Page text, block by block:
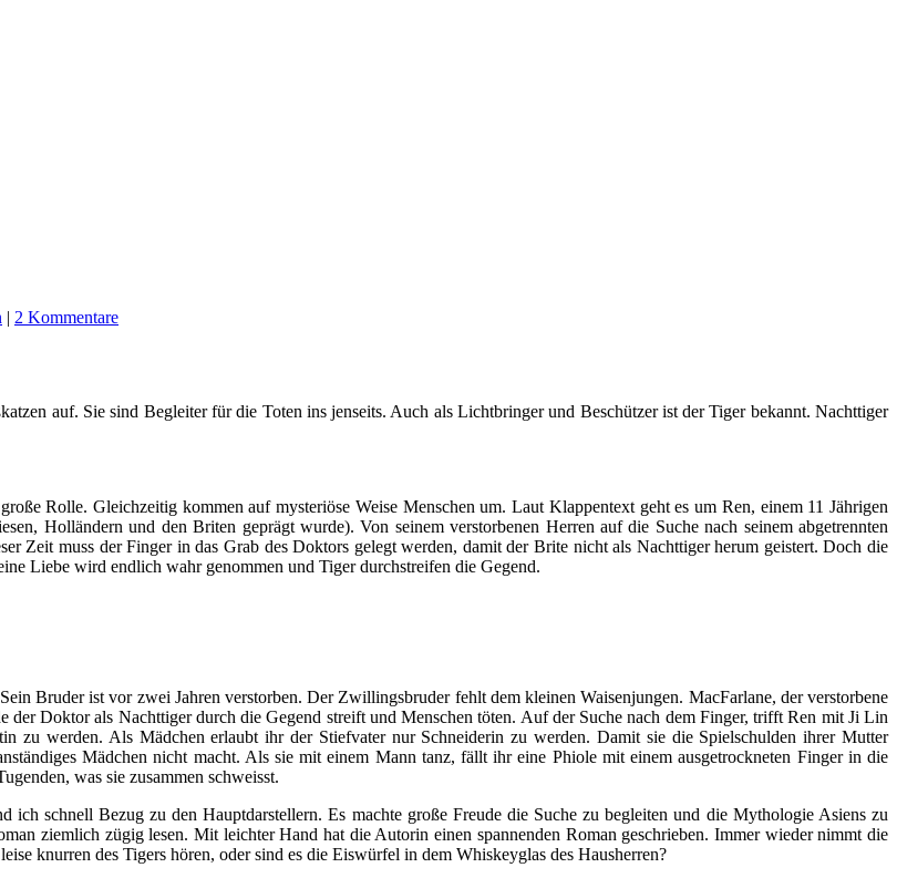
| 2 Kommentare
auf. Sie sind Begleiter für die Toten ins jenseits. Auch als Lichtbringer und Beschützer ist der Tiger bekannt. Nachttiger
Rolle. Gleichzeitig kommen auf mysteriöse Weise Menschen um. Laut Klappentext geht es um Ren, einem 11 Jährigen
Holländern und den Briten geprägt wurde). Von seinem verstorbenen Herren auf die Suche nach seinem abgetrennten
Zeit muss der Finger in das Grab des Doktors gelegt werden, damit der Brite nicht als Nachttiger herum geistert. Doch die
Liebe wird endlich wahr genommen und Tiger durchstreifen die Gegend.
Bruder ist vor zwei Jahren verstorben. Der Zwillingsbruder fehlt dem kleinen Waisenjungen. MacFarlane, der verstorbene
der Doktor als Nachttiger durch die Gegend streift und Menschen töten. Auf der Suche nach dem Finger, trifft Ren mit Ji Lin
zu werden. Als Mädchen erlaubt ihr der Stiefvater nur Schneiderin zu werden. Damit sie die Spielschulden ihrer Mutter
Mädchen nicht macht. Als sie mit einem Mann tanz, fällt ihr eine Phiole mit einem ausgetrockneten Finger in die
was sie zusammen schweisst.
ich schnell Bezug zu den Hauptdarstellern. Es machte große Freude die Suche zu begleiten und die Mythologie Asiens zu
ziemlich zügig lesen. Mit leichter Hand hat die Autorin einen spannenden Roman geschrieben. Immer wieder nimmt die
knurren des Tigers hören, oder sind es die Eiswürfel in dem Whiskeyglas des Hausherren?